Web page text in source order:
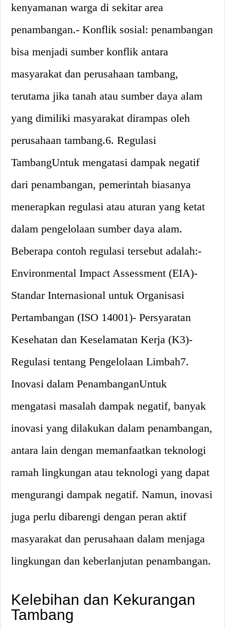
kenyamanan warga di sekitar area
penambangan.- Konflik sosial: penambangan
bisa menjadi sumber konflik antara
masyarakat dan perusahaan tambang,
terutama jika tanah atau sumber daya alam
yang dimiliki masyarakat dirampas oleh
perusahaan tambang.6. Regulasi
TambangUntuk mengatasi dampak negatif
dari penambangan, pemerintah biasanya
menerapkan regulasi atau aturan yang ketat
dalam pengelolaan sumber daya alam.
Beberapa contoh regulasi tersebut adalah:-
Environmental Impact Assessment (EIA)-
Standar Internasional untuk Organisasi
Pertambangan (ISO 14001)- Persyaratan
Kesehatan dan Keselamatan Kerja (K3)-
Regulasi tentang Pengelolaan Limbah7.
Inovasi dalam PenambanganUntuk
mengatasi masalah dampak negatif, banyak
inovasi yang dilakukan dalam penambangan,
antara lain dengan memanfaatkan teknologi
ramah lingkungan atau teknologi yang dapat
mengurangi dampak negatif. Namun, inovasi
juga perlu dibarengi dengan peran aktif
masyarakat dan perusahaan dalam menjaga
lingkungan dan keberlanjutan penambangan.
Kelebihan dan Kekurangan
Tambang